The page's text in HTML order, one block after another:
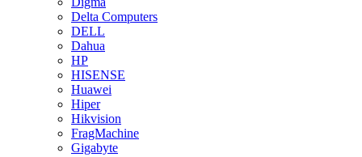
Delta Computers
DELL
Dahua
HP
HISENSE
Huawei
Hiper
Hikvision
FragMachine
Gigabyte